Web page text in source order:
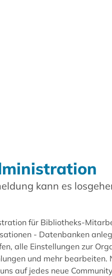
kann es
für Bibliotheks-
- Datenbanken
alle Einstellungen zur
und mehr bearbeiten.
auf jedes neue